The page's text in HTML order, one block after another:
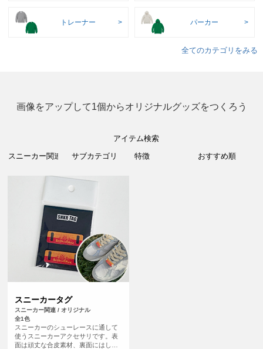
トレーナー パーカー
全てのカテゴリをみる
画像をアップして1個からオリジナルグッズをつくろう
アイテム検索
スニーカータグ
スニーカー関連 / オリジナル
全1色
スニーカーのシューレースに通して
使うスニーカーアクセサリです。表
面は頑丈な合皮素材、裏面にはしっ